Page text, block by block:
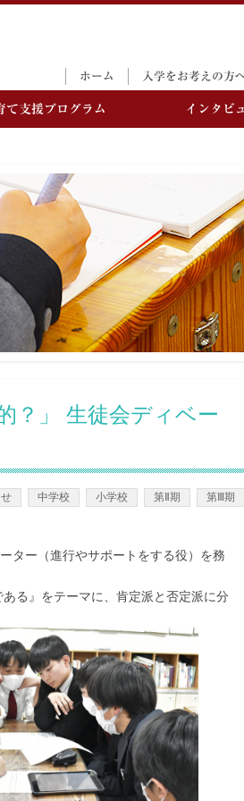
事
祭
きょう祭
ゼンテーション
学校生活
－年間行事
－部活動
－校章・校歌・
－学校概要
抜試験日程・募
Q＆A／学費等
て支援プログラム インタビ
ホーム 入学をお考えの方
？」 生徒会ディベー
中学校 小学校 第Ⅱ期 第Ⅲ期
ター（進行やサポートをする役）を務
る』をテーマに、肯定派と否定派に分